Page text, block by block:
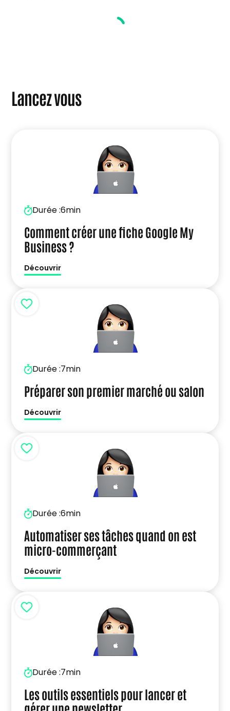
des personnes étrangères”
Lancez vous
Durée :6min
Comment créer une fiche Google My
Business ?
Découvrir
Durée :7min
Préparer son premier marché ou salon
Découvrir
Durée :6min
Automatiser ses tâches quand on est
micro-commerçant
Découvrir
Durée :7min
Les outils essentiels pour lancer et